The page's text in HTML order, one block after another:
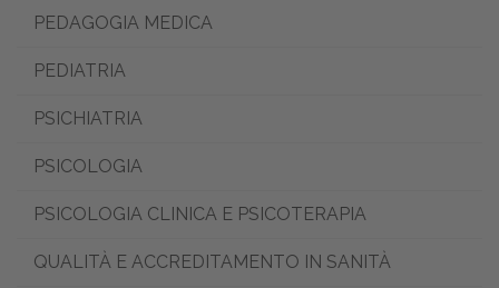
PEDAGOGIA MEDICA
PEDIATRIA
PSICHIATRIA
PSICOLOGIA
PSICOLOGIA CLINICA E PSICOTERAPIA
QUALITÀ E ACCREDITAMENTO IN SANITÀ